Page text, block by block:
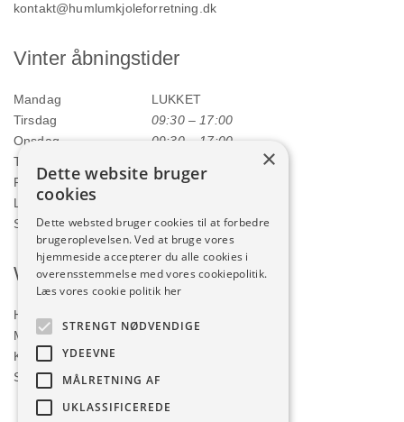
kontakt@humlumkjoleforretning.dk
Vinter åbningstider
Mandag
LUKKET
Tirsdag
09:30 – 17:00
Onsdag
09:30 – 17:00
Torsdag
Fredag
09:30 – 17:00
Lørdag
Søndag
LUKKET
Webshop
Handelsbetingelser
Min konto
Kurv
Shop
×
Dette website bruger
cookies
Dette websted bruger cookies til at forbedre
brugeroplevelsen. Ved at bruge vores
hjemmeside accepterer du alle cookies i
overensstemmelse med vores cookiepolitik.
Læs vores cookie politik her
STRENGT NØDVENDIGE
YDEEVNE
MÅLRETNING AF
UKLASSIFICEREDE